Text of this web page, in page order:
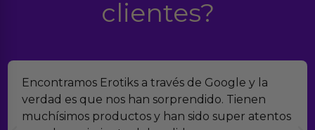
clientes?
Suelo comprar en tiendas eróticas online, y
Erotiks es una de las que más me gustan. No he
tenido nunca ningún problema con los